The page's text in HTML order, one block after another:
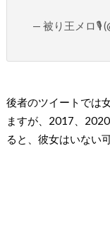
— 被り王メロ🎙
後者のツイートでは
ますが、2017、
ると、彼女はいない